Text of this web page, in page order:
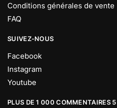
Conditions générales de vente
FAQ
SUIVEZ-NOUS
Facebook
Instagram
Youtube
PLUS DE 1 000 COMMENTAIRES